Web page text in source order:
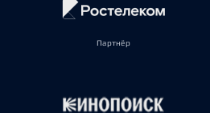
Партнёр